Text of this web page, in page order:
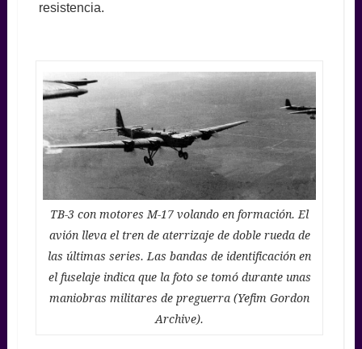
resistencia.
TB-3 con motores M-17 volando en formación. El
avión lleva el tren de aterrizaje de doble rueda de
las últimas series. Las bandas de identificación en
el fuselaje indica que la foto se tomó durante unas
maniobras militares de preguerra (Yefim Gordon
Archive).